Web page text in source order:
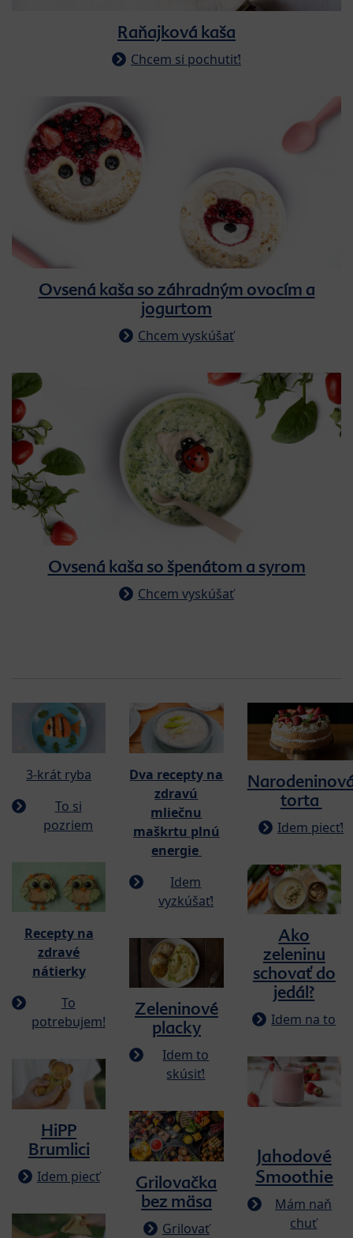
Raňajková kaša
Chcem si pochutiť!
Ovsená kaša so záhradným ovocím a
jogurtom
Chcem vyskúšať
Ovsená kaša so špenátom a syrom
Chcem vyskúšať
3-krát ryba
To si
pozriem
Recepty na
zdravé
nátierky
To
potrebujem!
HiPP
Brumlici
Idem piecť
​​​Dva recepty na
zdravú
mliečnu
maškrtu plnú
energie
Idem
vyzkúšať!
Zeleninové
placky
Idem to
skúsiť!
Grilovačka
bez mäsa
Grilovať
torta
Idem piecť!
Ako
zeleninu
schovať do
jedál?
Idem na to
Jahodové
Smoothie
Mám naň
chuť